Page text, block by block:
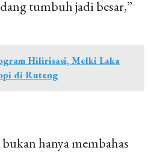
tumbuh jadi besar,”
Hilirisasi, Melki Laka
di Ruteng
hanya membahas